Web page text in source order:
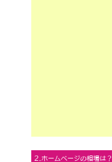
2.ホームページの相場は？